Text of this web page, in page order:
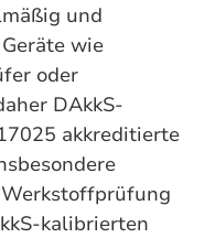
und
wie
oder
DAkkS-
akkreditierte
kalibrierten